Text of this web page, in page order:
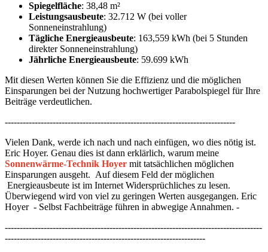
Spiegelfläche: 38,48 m²
Leistungsausbeute: 32.712 W (bei voller
Sonneneinstrahlung)
Tägliche Energieausbeute: 163,559 kWh (bei 5 Stunden
direkter Sonneneinstrahlung)
Jährliche Energieausbeute: 59.699 kWh
Mit diesen Werten können Sie die Effizienz und die möglichen
Einsparungen bei der Nutzung hochwertiger Parabolspiegel für Ihre
Beiträge verdeutlichen. ​
-----------------------------------------------------------------------------
Vielen Dank, werde ich nach und nach einfügen, wo dies nötig ist.
Eric Hoyer. Genau dies ist dann erklärlich, warum meine
Sonnenwärme-Technik Hoyer mit tatsächlichen möglichen
Einsparungen ausgeht. Auf diesem Feld der möglichen
Energieausbeute ist im Internet Widersprüchliches zu lesen.
Überwiegend wird von viel zu geringen Werten ausgegangen. Eric
Hoyer - Selbst Fachbeiträge führen in abwegige Annahmen. -
--------------------------------------------------------------------------------------
-------------------------------------------------------------------